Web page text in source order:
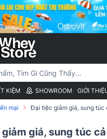
KIỆM SHOWROOM GIỚI
mại Đại tiệc giảm giá, sung túc
giá, sung túc